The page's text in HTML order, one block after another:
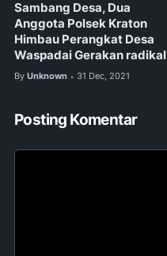
Sambang Desa, Dua
Anggota Polsek Kraton
Himbau Perangkat Desa
Waspadai Gerakan radikal
By Unknown • 31 Dec, 2021
Posting Komentar